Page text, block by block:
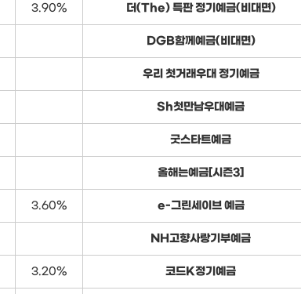
3.90% 더(The) 특판 정기예금(비대면)
DGB함께예금(비대면)
우리 첫거래우대 정기예금
Sh첫만남우대예금
굿스타트예금
올해는예금[시즌3]
3.60% e-그린세이브 예금
NH고향사랑기부예금
3.20% 코드K정기예금